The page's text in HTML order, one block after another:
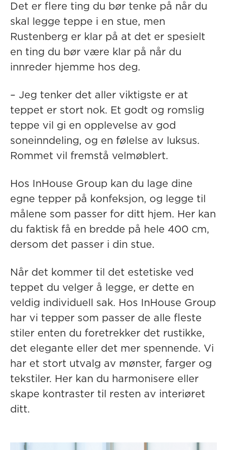
Det er flere ting du bør tenke på når du
skal legge teppe i en stue, men
Rustenberg er klar på at det er spesielt
en ting du bør være klar på når du
innreder hjemme hos deg.
– Jeg tenker det aller viktigste er at
teppet er stort nok. Et godt og romslig
teppe vil gi en opplevelse av god
soneinndeling, og en følelse av luksus.
Rommet vil fremstå velmøblert.
Hos InHouse Group kan du lage dine
egne tepper på konfeksjon, og legge til
målene som passer for ditt hjem. Her kan
du faktisk få en bredde på hele 400 cm,
dersom det passer i din stue.
Når det kommer til det estetiske ved
teppet du velger å legge, er dette en
veldig individuell sak. Hos InHouse Group
har vi tepper som passer de alle fleste
stiler enten du foretrekker det rustikke,
det elegante eller det mer spennende. Vi
har et stort utvalg av mønster, farger og
tekstiler. Her kan du harmonisere eller
skape kontraster til resten av interiøret
ditt.